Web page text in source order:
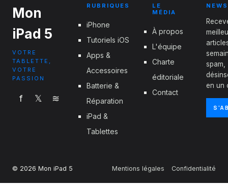
Mon
iPad 5
VOTRE
TABLETTE,
VOTRE
PASSION
f 𝕏 ≋
RUBRIQUES
iPhone
Tutoriels iOS
Apps &
Accessoires
Batterie &
Réparation
iPad &
Tablettes
LE
MÉDIA
À propos
L'équipe
Charte
éditoriale
Contact
spam,
en un
© 2026 Mon iPad 5 Mentions légales Confidentialité